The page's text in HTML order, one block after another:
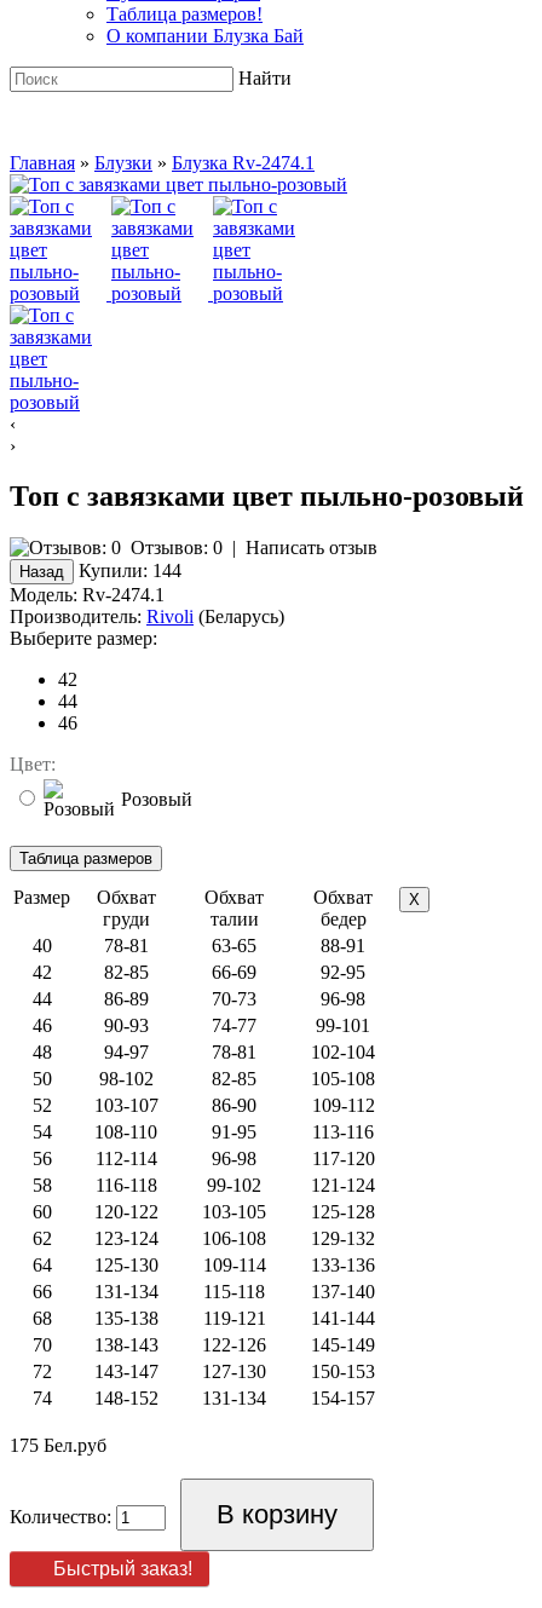
Таблица размеров!
О компании Блузка Бай
Найти
Главная » Блузки » Блузка Rv-2474.1
‹
›
Топ с завязками цвет пыльно-розовый
Отзывов: 0 | Написать отзыв
Купили: 144
Модель: Rv-2474.1
Производитель: Rivoli (Беларусь)
Выберите размер:
42
44
46
Цвет:
Розовый
Размер
Обхват
груди
Обхват
талии
Обхват
бедер
X
40 78-81 63-65
88-91
42
82-85 66-69
92-95
44
86-89 70-73
96-98
46
90-93 74-77
99-101
48
94-97 78-81
102-104
50
98-102 82-85
105-108
52
103-107 86-90
109-112
54
108-110 91-95
113-116
56
112-114 96-98
117-120
58
116-118 99-102
121-124
60
120-122 103-105
125-128
62
123-124 106-108
129-132
64
125-130 109-114
133-136
66
131-134 115-118
137-140
68
135-138 119-121
141-144
70
138-143 122-126
145-149
72
143-147 127-130
150-153
74
148-152 131-134 154-157
175 Бел.руб
Количество:
Быстрый заказ!